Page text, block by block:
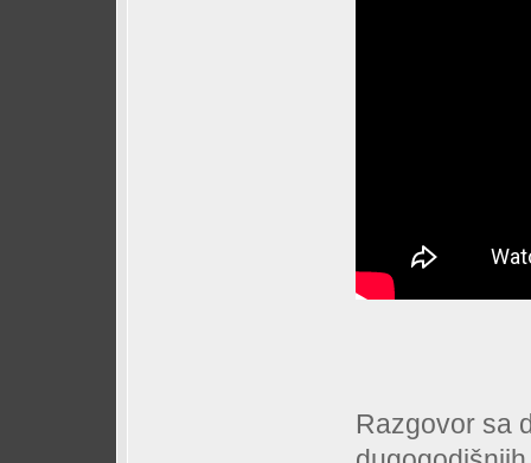
Razgovor sa